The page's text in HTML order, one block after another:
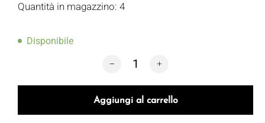
Quantità in magazzino: 4
Disponibile
Azelia Barolo Bricco Voghera 2007
Aggiungi al carrello